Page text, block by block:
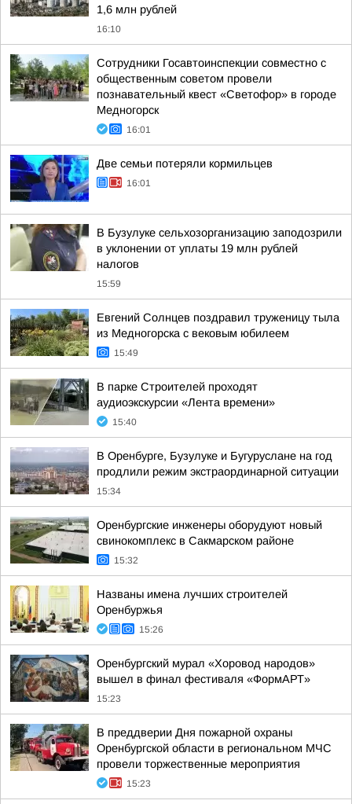
1,6 млн рублей
16:10
Сотрудники Госавтоинспекции совместно с
общественным советом провели
познавательный квест «Светофор» в городе
Медногорск
16:01
Две семьи потеряли кормильцев
16:01
В Бузулуке сельхозорганизацию заподозрили
в уклонении от уплаты 19 млн рублей
налогов
15:59
Евгений Солнцев поздравил труженицу тыла
из Медногорска с вековым юбилеем
15:49
В парке Строителей проходят
аудиоэкскурсии «Лента времени»
15:40
В Оренбурге, Бузулуке и Бугуруслане на год
продлили режим экстраординарной ситуации
15:34
Оренбургские инженеры оборудуют новый
свинокомплекс в Сакмарском районе
15:32
Названы имена лучших строителей
Оренбуржья
15:26
Оренбургский мурал «Хоровод народов»
вышел в финал фестиваля «ФормАРТ»
15:23
В преддверии Дня пожарной охраны
Оренбургской области в региональном МЧС
провели торжественные мероприятия
15:23